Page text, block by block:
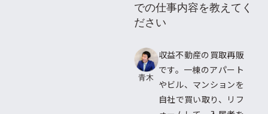
での仕事内容を教えてく
ださい
青木
収益不動産の買取再販
です。一棟のアパート
やビル、マンションを
自社で買い取り、リフ